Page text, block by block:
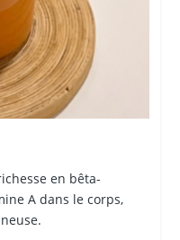
en bêta-
A dans le corps,